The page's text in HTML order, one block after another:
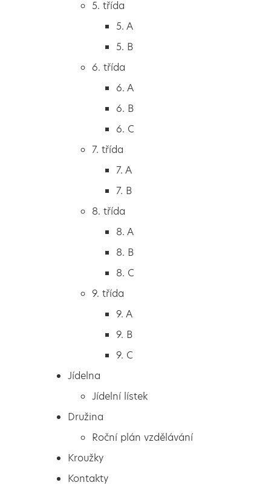
2. B
3. A
4. A
5. A
6. B
7. B
8. třída
8. A
8. B
8. C
9. třída
5. třída
5. A
5. B
6. třída
6. A
6. B
6. C
7. třída
7. A
7. B
8. třída
8. A
8. B
8. C
9. třída
9. A
9. B
9. C
Jídelna
Jídelní lístek
Družina
Roční plán vzdělávání
Kroužky
Kontakty